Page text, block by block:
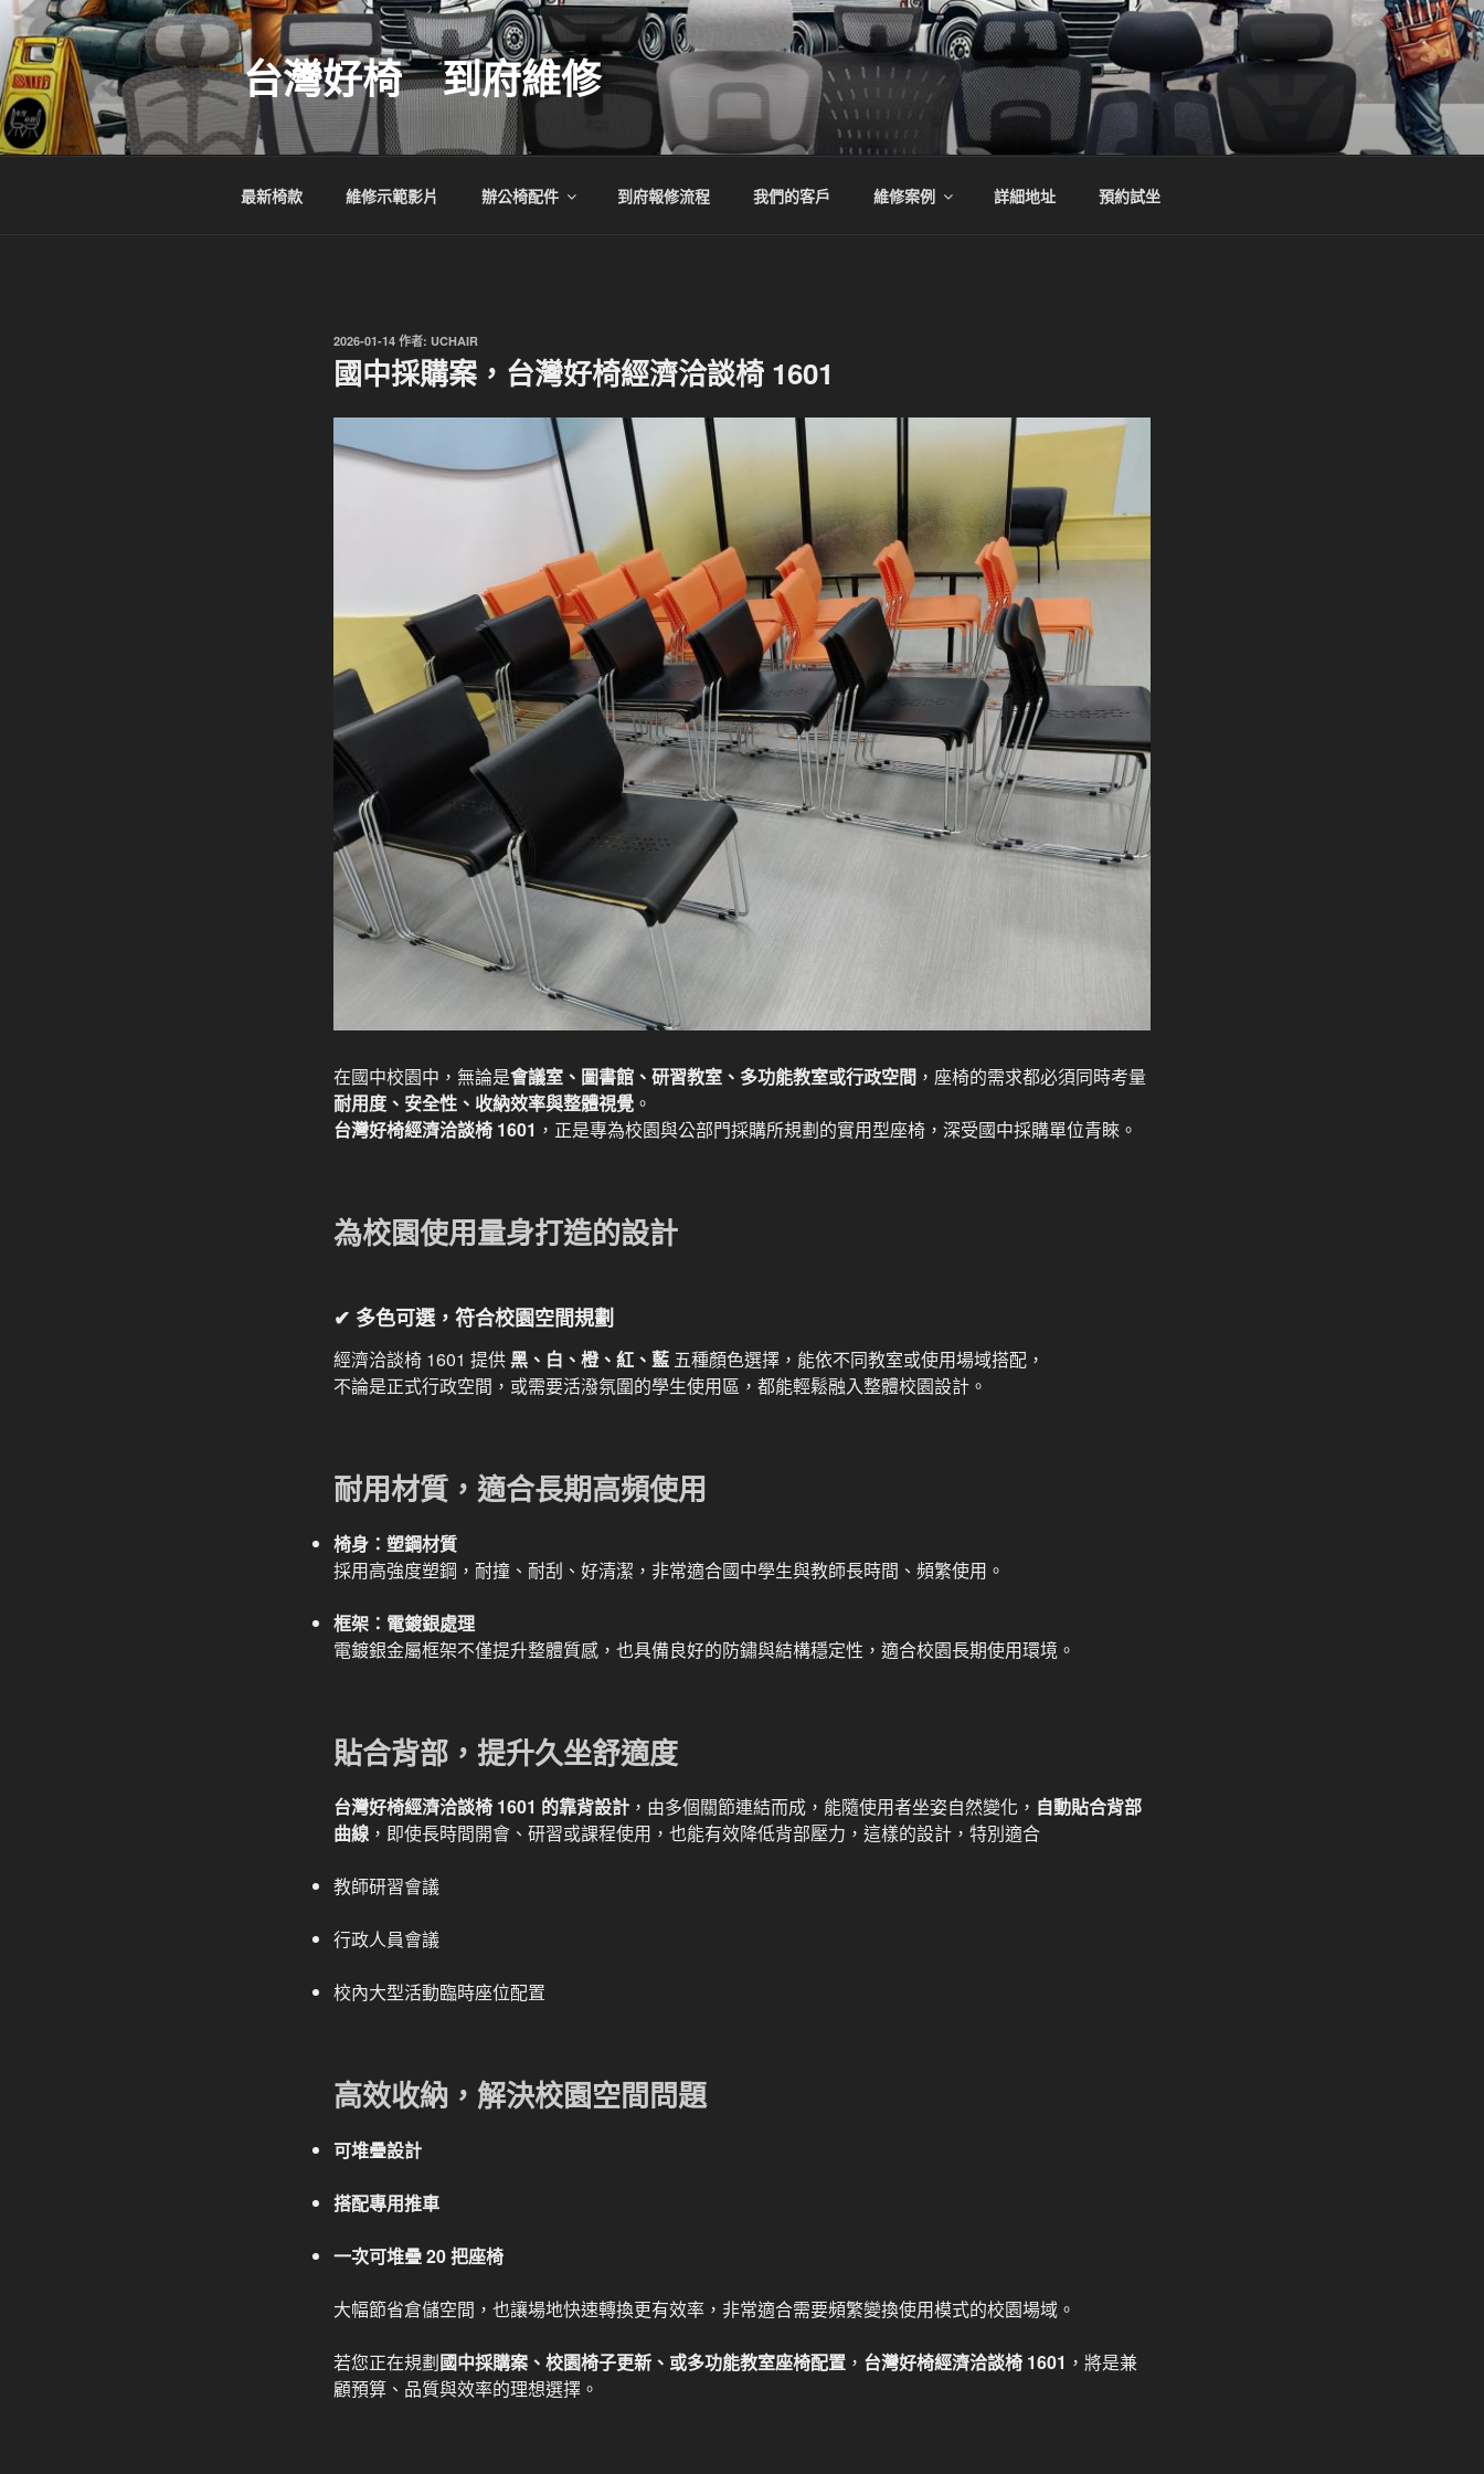
跳
至
主
要
內
容
台灣好椅 到府維修
最新椅款 維修示範影片 辦公椅配件 到府報修流程 我們的客戶 維修案例 詳細地址 預約試坐
發
佈
於
2026-01-14 作者: UCHAIR
國中採購案，台灣好椅經濟洽談椅 1601
在國中校園中，無論是會議室、圖書館、研習教室、多功能教室或行政空間 ，座椅的需求都必須同時考量
耐用度、安全性、收納效率與整體視覺 。
台灣好椅經濟洽談椅 1601 ，正是專為校園與公部門採購所規劃的實用型座椅，深受國中採購單位青睞。
為校園使用量身打造的設計
✔ 多色可選，符合校園空間規劃
經濟洽談椅 1601 提供黑、白、橙、紅、藍 五種顏色選擇，能依不同教室或使用場域搭配，
不論是正式行政空間，或需要活潑氛圍的學生使用區，都能輕鬆融入整體校園設計。
耐用材質，適合長期高頻使用
椅身：塑鋼材質
採用高強度塑鋼，耐撞、耐刮、好清潔，非常適合國中學生與教師長時間、頻繁使用。
框架：電鍍銀處理
電鍍銀金屬框架不僅提升整體質感，也具備良好的防鏽與結構穩定性，適合校園長期使用環境。
貼合背部，提升久坐舒適度
台灣好椅經濟洽談椅 1601 的靠背設計 ，由多個關節連結而成，能隨使用者坐姿自然變化， 自動貼合背部
曲線 ，即使長時間開會、研習或課程使用，也能有效降低背部壓力，這樣的設計，特別適合
教師研習會議
行政人員會議
校內大型活動臨時座位配置
高效收納，解決校園空間問題
可堆疊設計
搭配專用推車
一次可堆疊 20 把座椅
大幅節省倉儲空間，也讓場地快速轉換更有效率，非常適合需要頻繁變換使用模式的校園場域。
若您正在規劃國中採購案、校園椅子更新、或多功能教室座椅配置 ， 台灣好椅經濟洽談椅 1601 ，將是兼
顧預算、品質與效率的理想選擇。